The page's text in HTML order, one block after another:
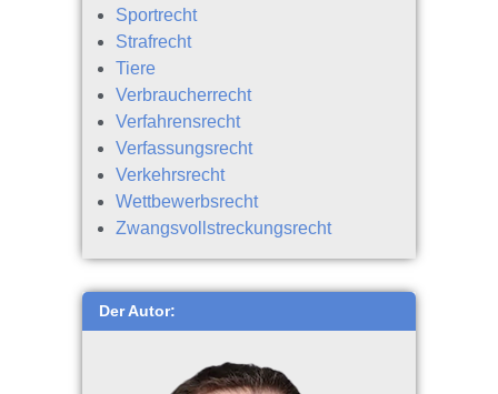
Sportrecht
Strafrecht
Tiere
Verbraucherrecht
Verfahrensrecht
Verfassungsrecht
Verkehrsrecht
Wettbewerbsrecht
Zwangsvollstreckungsrecht
Der Autor: